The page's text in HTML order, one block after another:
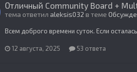
Отличный Community Board +
тема ответил aleksis032 в теме
Всем доброго времени суток. Если
12 августа, 2025 53 ответа